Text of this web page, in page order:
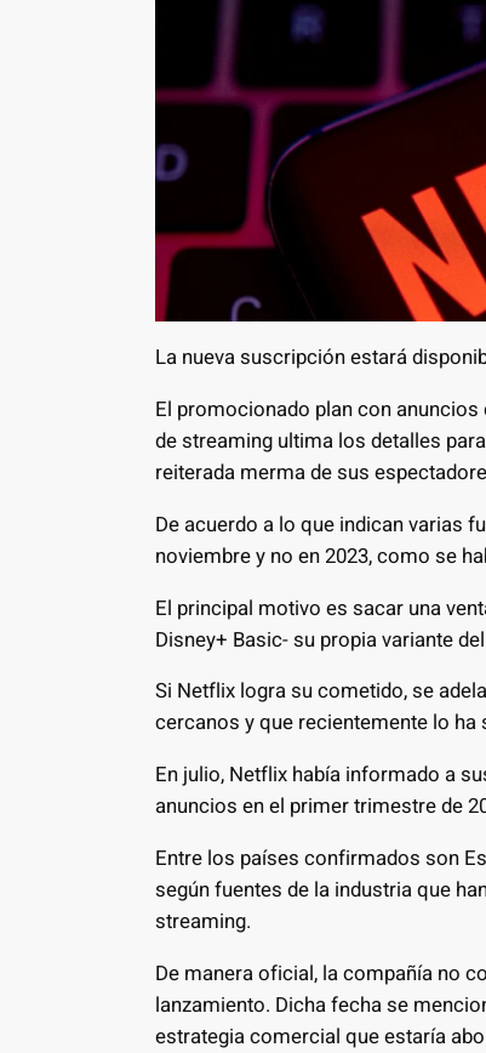
La nueva suscripción estará
El promocionado plan con
de streaming ultima los detalles
reiterada merma de sus
De acuerdo a lo que indican varias
noviembre y no en 2023, como se
El principal motivo es sacar una
Disney+ Basic- su propia variante
Si Netflix logra su cometido, se
cercanos y que recientemente lo
En julio, Netflix había informado a
anuncios en el primer trimestre de
Entre los países confirmados son
según fuentes de la industria que
streaming.
De manera oficial, la compañía no
lanzamiento. Dicha fecha se
estrategia comercial que estaría